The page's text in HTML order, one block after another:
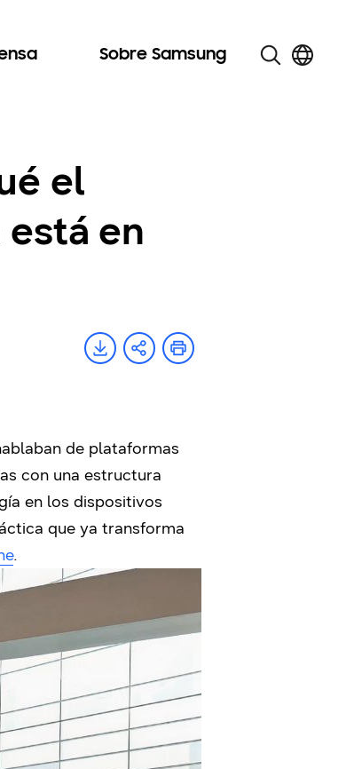
Sobre Samsung
el
en
de plataformas
con una estructura
en los dispositivos
que ya transforma
.